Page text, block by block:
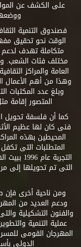
على الكشف عن
فصندوق التنمية
الوقت نحو تحقيق
متكاملة تهدف لدعم
مختلف فئات الشعب.
العامة والمراكز
وهذا من أهم الأعمال
وبلغ عدد المكتبات
المتصور إقامة مثل
كما أن فلسفة تحويل
فنى كان لها عظيم
المحيطين بهذه
المتطلبات التى
ومن ناحية أخرى فإن
ودعم العديد من
والفنون التشكيلية
عملية التنمية
المهرجان القومى
الدولى